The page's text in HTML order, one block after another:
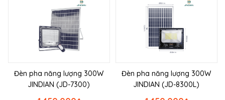
Đèn pha năng lượng 300W
JINDIAN (JD-7300)
Đèn pha năng lượng 300W
JINDIAN (JD-8300L)